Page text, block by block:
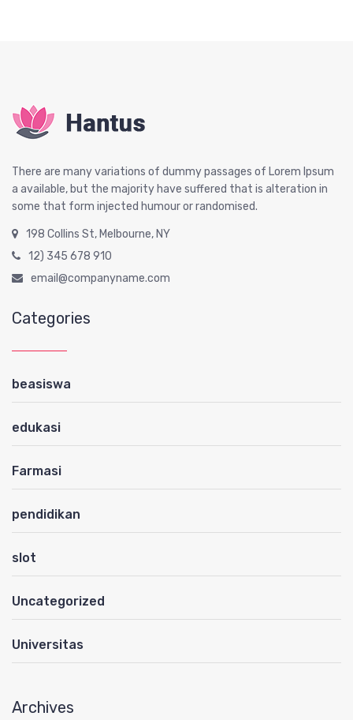
There are many variations of dummy passages of Lorem Ipsum
a available, but the majority have suffered that is alteration in
some that form injected humour or randomised.
198 Collins St, Melbourne, NY
12) 345 678 910
email@companyname.com
Categories
beasiswa
edukasi
Farmasi
pendidikan
slot
Uncategorized
Universitas
Archives